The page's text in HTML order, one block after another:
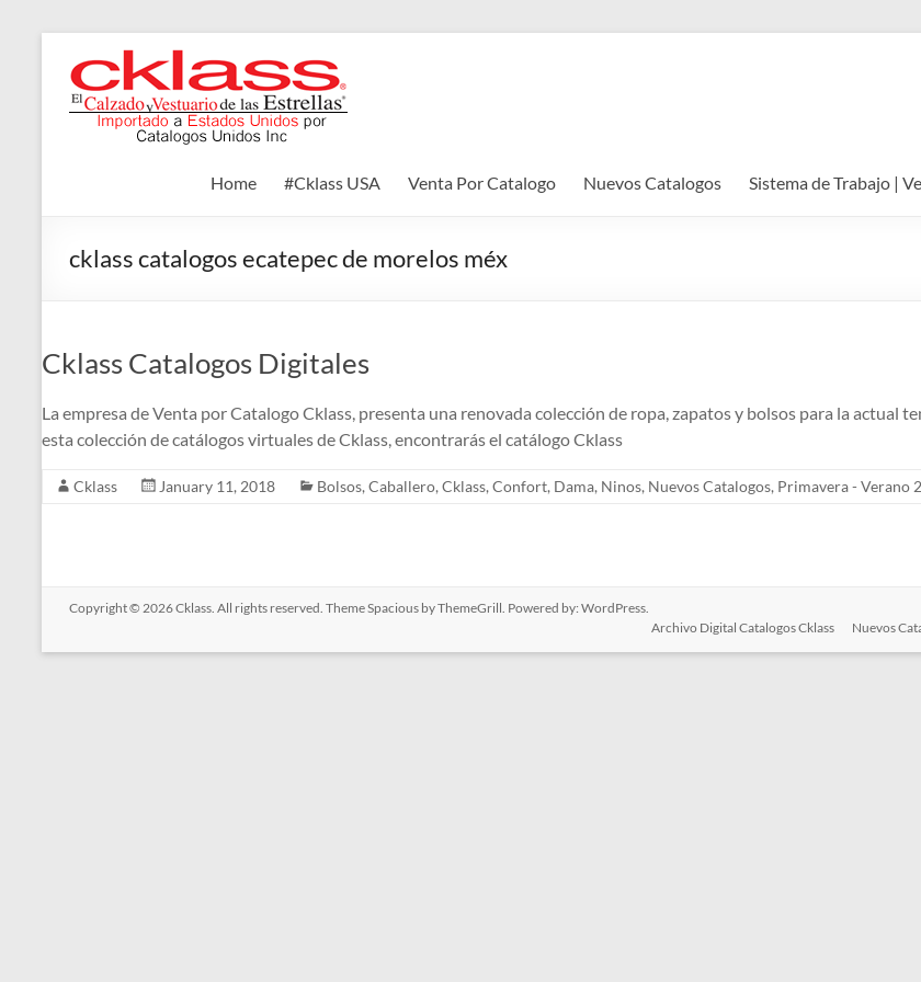
content
Cklass
El
las
Home #Cklass USA Venta Por Catalogo Nuevos Catalogos Sistema de Trabajo |
cklass catalogos ecatepec de morelos méx
Cklass Catalogos Digitales
La empresa de Venta por Catalogo Cklass, presenta una renovada colección de ropa, zapatos y bolsos para la actual
esta colección de catálogos virtuales de Cklass, encontrarás el catálogo Cklass
Cklass January 11, 2018 Bolsos, Caballero, Cklass, Confort, Dama, Ninos, Nuevos Catalogos, Primavera - Verano
Copyright © 2026Cklass. All rights reserved. ThemeSpacious by ThemeGrill. Powered by: WordPress.
Archivo Digital Catalogos Cklass
Nuevos